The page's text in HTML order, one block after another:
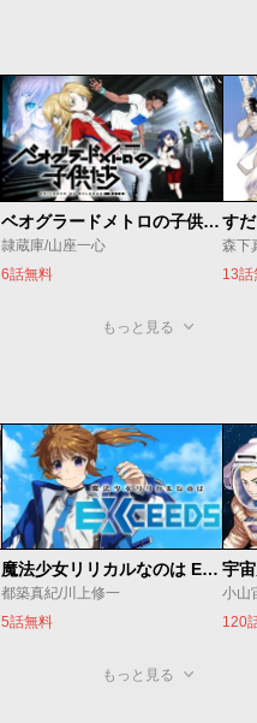
ベオグラードメトロの子供たち
隷蔵庫/山座一心
6話無料
す
森下
13話
もっと見る
魔法少女リリカルなのは EXCEEDS
都築真紀/川上修一
5話無料
宇
小山
120
もっと見る